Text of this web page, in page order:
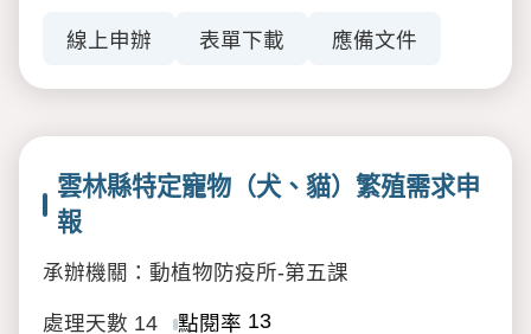
線上申辦 表單下載 應備文件
雲林縣特定寵物（犬、貓）繁殖需求申
報
承辦機關：動植物防疫所-第五課
處理天數 14 點閱率 13